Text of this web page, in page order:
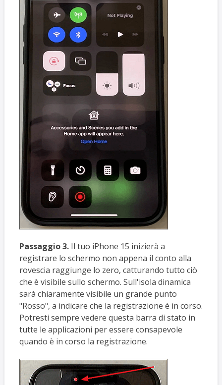
Passaggio 3.Il tuo iPhone 15 inizierà a
registrare lo schermo non appena il conto alla
rovescia raggiunge lo zero, catturando tutto ciò
che è visibile sullo schermo. Sull'isola dinamica
sarà chiaramente visibile un grande punto
"Rosso", a indicare che la registrazione è in corso.
Potresti sempre vedere questa barra di stato in
tutte le applicazioni per essere consapevole
quando è in corso la registrazione.